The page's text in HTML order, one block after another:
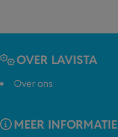
OVER LAVISTA
Over ons
MEER INFORMATIE